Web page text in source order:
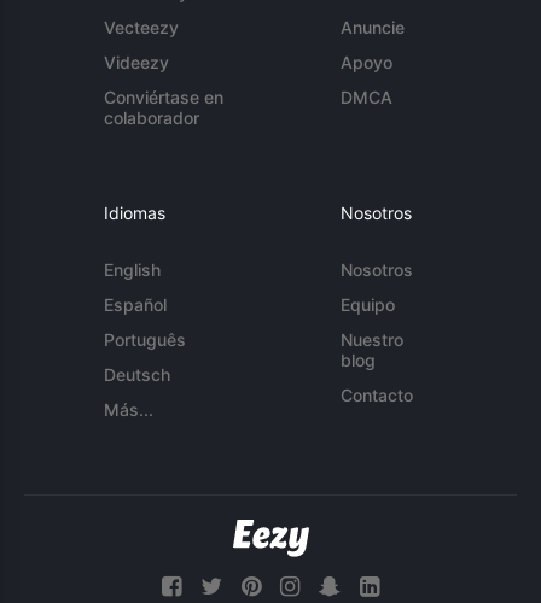
Vecteezy
Videezy
Conviértase en
colaborador
Anuncie
Apoyo
DMCA
Idiomas
English
Español
Português
Deutsch
Más...
Nosotros
Nosotros
Equipo
Nuestro
blog
Contacto